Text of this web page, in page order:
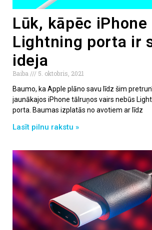
Lūk, kāpēc iPhone
Lightning porta ir
ideja
Baiba
5. oktobris, 2021
Baumo, ka Apple plāno savu līdz šim
jaunākajos iPhone tālruņos vairs nebūs
porta. Baumas izplatās no avotiem ar līdz
Lasīt pilnu rakstu »